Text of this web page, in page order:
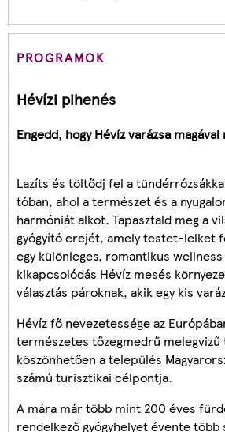
PROGRAMOK
Hévízi pihenés
Engedd, hogy Hévíz varázsa magával
Lazíts és töltődj fel a
tóban, ahol a természet és a
harmóniát alkot. Tapasztald meg a
gyógyító erejét, amely testet-lelket
egy különleges, romantikus
kikapcsolódás Hévíz mesés
választás pároknak, akik egy kis
Hévíz fő nevezetessége az
természetes tőzegmedrű melegvizű
köszönhetően a település
számú turisztikai célpontja.
A mára már több mint 200 éves
rendelkező gyógyhelyet évente